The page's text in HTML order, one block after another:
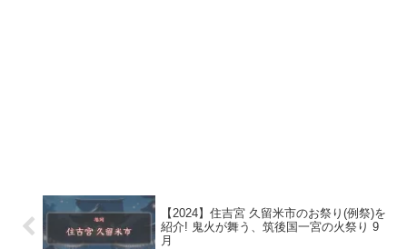
【2024】住吉宮 久留米市のお祭り(例祭)を
紹介! 鬼火が舞う、筑後国一宮の火祭り 9
月